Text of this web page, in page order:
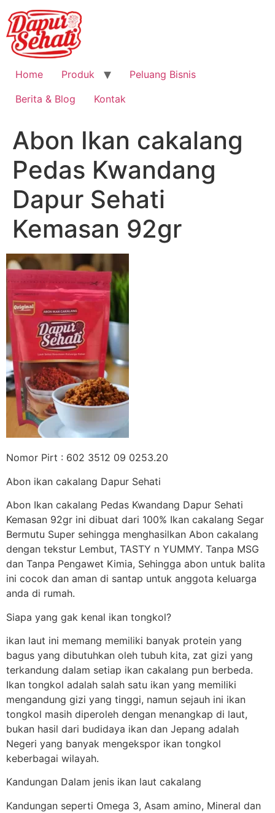
Home Produk
Peluang Bisnis
Berita & Blog
Kontak
Abon Ikan cakalang
Pedas Kwandang
Dapur Sehati
Kemasan 92gr
Nomor Pirt : 602 3512 09 0253.20
Abon ikan cakalang Dapur Sehati
Abon Ikan cakalang Pedas Kwandang Dapur Sehati
Kemasan 92gr ini dibuat dari 100% Ikan cakalang Segar
Bermutu Super sehingga menghasilkan Abon cakalang
dengan tekstur Lembut, TASTY n YUMMY. Tanpa MSG
dan Tanpa Pengawet Kimia, Sehingga abon untuk balita
ini cocok dan aman di santap untuk anggota keluarga
anda di rumah.
Siapa yang gak kenal ikan tongkol?
ikan laut ini memang memiliki banyak protein yang
bagus yang dibutuhkan oleh tubuh kita, zat gizi yang
terkandung dalam setiap ikan cakalang pun berbeda.
Ikan tongkol adalah salah satu ikan yang memiliki
mengandung gizi yang tinggi, namun sejauh ini ikan
tongkol masih diperoleh dengan menangkap di laut,
bukan hasil dari budidaya ikan dan Jepang adalah
Negeri yang banyak mengekspor ikan tongkol
keberbagai wilayah.
Kandungan Dalam jenis ikan laut cakalang
Kandungan seperti Omega 3, Asam amino, Mineral dan